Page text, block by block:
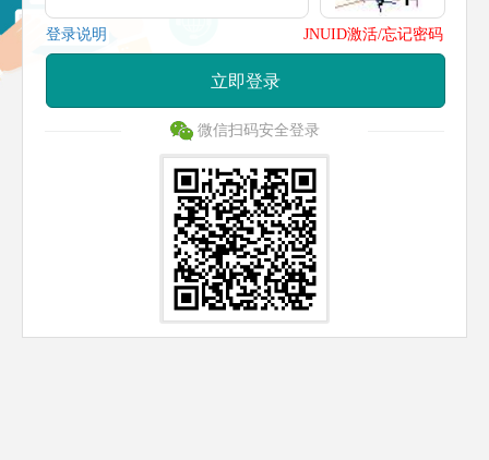
登录说明 JNUID激活/忘记密码
立即登录
微信扫码安全登录